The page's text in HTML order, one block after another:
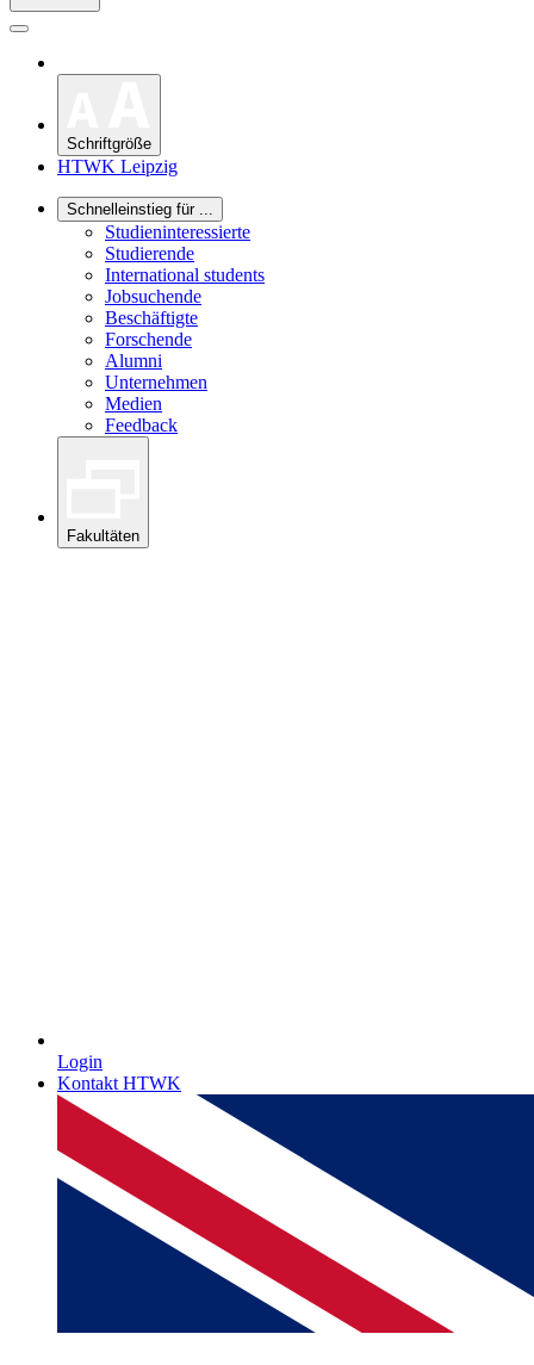
Schriftgröße
HTWK Leipzig
Schnelleinstieg für ...
Studieninteressierte
Studierende
International students
Jobsuchende
Beschäftigte
Forschende
Alumni
Unternehmen
Medien
Feedback
Fakultäten
Login
Kontakt HTWK